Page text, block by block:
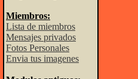
Miembros:
Lista de miembros
Mensajes privados
Fotos Personales
Envia tus imagenes